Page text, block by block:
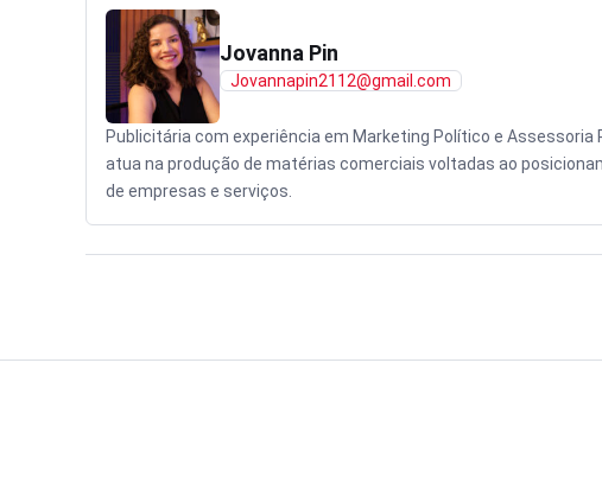
Jovanna Pin
Jovannapin2112@gmail.com
Publicitária com experiência em Marketing Político e Assessoria
atua na produção de matérias comerciais voltadas ao
de empresas e serviços.